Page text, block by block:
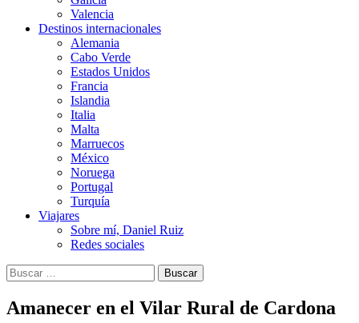
Valencia
Destinos internacionales
Alemania
Cabo Verde
Estados Unidos
Francia
Islandia
Italia
Malta
Marruecos
México
Noruega
Portugal
Turquía
Viajares
Sobre mí, Daniel Ruiz
Redes sociales
Buscar:
Amanecer en el Vilar Rural de Cardona